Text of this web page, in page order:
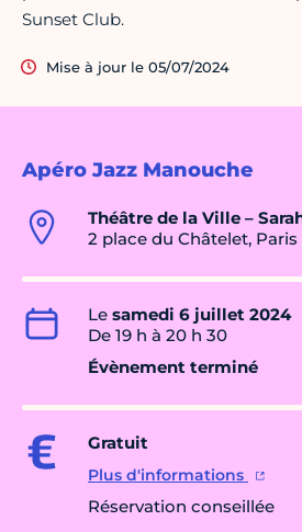
Apéro Jazz Manouche
Théâtre de la Ville –
2 place du Châtelet, Paris
Le samedi 6 juillet 2024
De 19 h à 20 h 30
Évènement terminé
Gratuit
Plus d'informations
Réservation conseillée
Sunset Club.
Mise à jour le 05/07/2024